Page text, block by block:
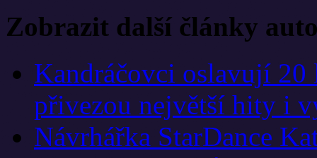
Zobrazit další články
Kandráčovci oslavují 20
přivezou největší hity i
Návrhářka StarDance